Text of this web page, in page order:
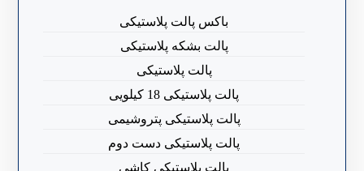
باکس پالت پلاستیکی
پالت بشکه پلاستیکی
پالت پلاستیکی
پالت پلاستیکی 18 کیلویی
پالت پلاستیکی پتروشیمی
پالت پلاستیکی دست دوم
پالت پلاستیکی کاشی